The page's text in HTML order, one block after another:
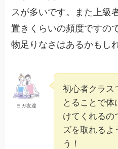
スが多いです。また上級
置きくらいの頻度ですの
物足りなさはあるかもし
ヨガ友達
初心者クラス
とることで
けてくれるの
ズを取れるよ
う！